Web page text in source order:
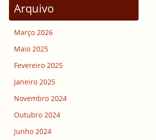
Arquivo
Março 2026
Maio 2025
Fevereiro 2025
Janeiro 2025
Novembro 2024
Outubro 2024
Junho 2024